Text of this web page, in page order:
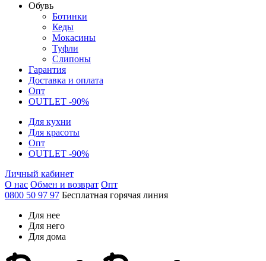
Обувь
Ботинки
Кеды
Мокасины
Туфли
Слипоны
Гарантия
Доставка и оплата
Опт
OUTLET -90%
Для кухни
Для красоты
Опт
OUTLET -90%
Личный кабинет
О нас Обмен и возврат Опт
0800 50 97 97 Бесплатная горячая линия
Для нее
Для него
Для дома